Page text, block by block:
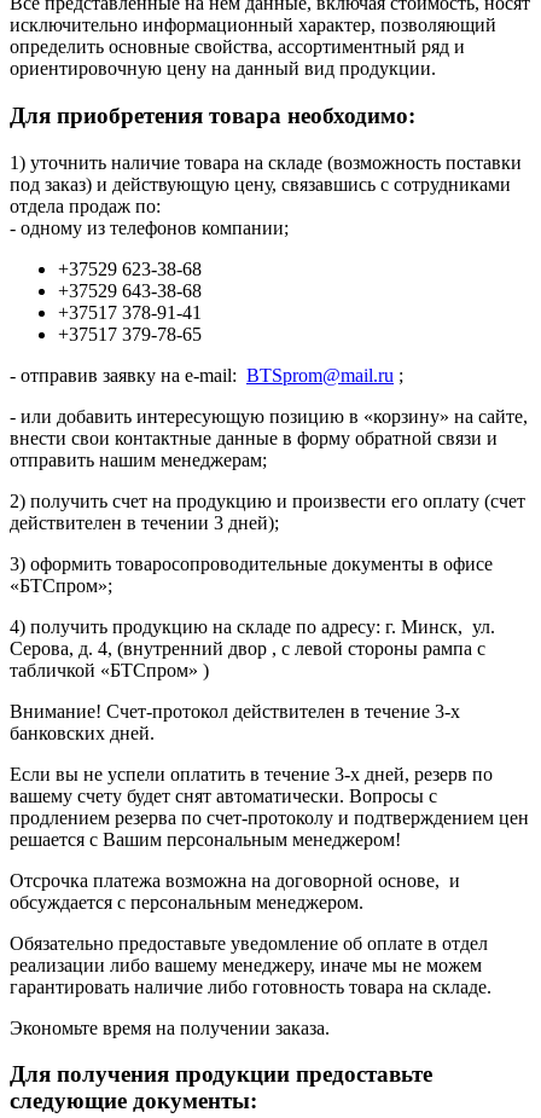
исключительно информационный характер, позволяющий
определить основные свойства, ассортиментный ряд и
ориентировочную цену на данный вид продукции.
Для приобретения товара необходимо:
1) уточнить наличие товара на складе (возможность поставки
под заказ) и действующую цену, связавшись с сотрудниками
отдела продаж по:
- одному из телефонов компании;
+37529 623-38-68
+37529 643-38-68
+37517 378-91-41
+37517 379-78-65
- отправив заявку на e-mail: BTSprom@mail.ru ;
- или добавить интересующую позицию в «корзину» на сайте,
внести свои контактные данные в форму обратной связи и
отправить нашим менеджерам;
2) получить счет на продукцию и произвести его оплату (счет
действителен в течении 3 дней);
3) оформить товаросопроводительные документы в офисе
«БТСпром»;
4) получить продукцию на складе по адресу: г. Минск, ул.
Серова, д. 4, (внутренний двор , с левой стороны рампа с
табличкой «БТСпром» )
Внимание! Счет-протокол действителен в течение 3-х
банковских дней.
Если вы не успели оплатить в течение 3-х дней, резерв по
вашему счету будет снят автоматически. Вопросы с
продлением резерва по счет-протоколу и подтверждением цен
решается с Вашим персональным менеджером!
Отсрочка платежа возможна на договорной основе, и
обсуждается с персональным менеджером.
Обязательно предоставьте уведомление об оплате в отдел
реализации либо вашему менеджеру, иначе мы не можем
гарантировать наличие либо готовность товара на складе.
Экономьте время на получении заказа.
Для получения продукции предоставьте
следующие документы: